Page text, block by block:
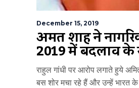
December 15, 2019
अमित शाह ने
2019 में बदलाव
राहुल गांधी पर आरोप लगाते हुये
बस शोर मचा रहे हैं और उन्हें भारत के